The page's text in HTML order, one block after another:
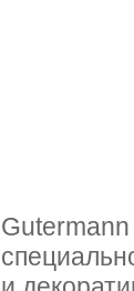
Gutermann